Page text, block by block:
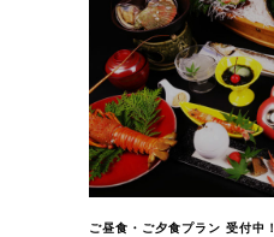
ご昼食・ご夕食プラン 受付中！